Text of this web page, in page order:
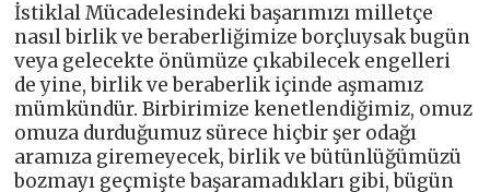
İstiklal Mücadelesindeki başarımızı milletçe
nasıl birlik ve beraberliğimize borçluysak bugün
veya gelecekte önümüze çıkabilecek engelleri
de yine, birlik ve beraberlik içinde aşmamız
mümkündür. Birbirimize kenetlendiğimiz, omuz
omuza durduğumuz sürece hiçbir şer odağı
aramıza giremeyecek, birlik ve bütünlüğümüzü
bozmayı geçmişte başaramadıkları gibi, bügün